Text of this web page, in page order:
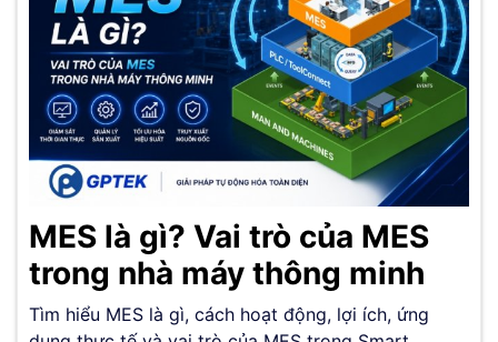
MES là gì? Vai trò của MES
trong nhà máy thông minh
Tìm hiểu MES là gì, cách hoạt động, lợi ích, ứng